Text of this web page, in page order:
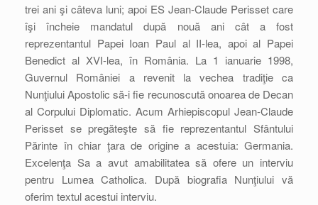
trei ani şi câteva luni; apoi ES Jean-Claude Perisset care
îşi încheie mandatul după nouă ani cât a fost
reprezentantul Papei Ioan Paul al II-lea, apoi al Papei
Benedict al XVI-lea, în România. La 1 ianuarie 1998,
Guvernul României a revenit la vechea tradiţie ca
Nunţiului Apostolic să-i fie recunoscută onoarea de Decan
al Corpului Diplomatic. Acum Arhiepiscopul Jean-Claude
Perisset se pregăteşte să fie reprezentantul Sfântului
Părinte în chiar ţara de origine a acestuia: Germania.
Excelenţa Sa a avut amabilitatea să ofere un interviu
pentru Lumea Catholica. După biografia Nunţiului vă
oferim textul acestui interviu.